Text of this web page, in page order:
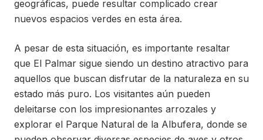
geográficas, puede resultar complicado crear
nuevos espacios verdes en esta área.
A pesar de esta situación, es importante resaltar
que El Palmar sigue siendo un destino atractivo para
aquellos que buscan disfrutar de la naturaleza en su
estado más puro. Los visitantes aún pueden
deleitarse con los impresionantes arrozales y
explorar el Parque Natural de la Albufera, donde se